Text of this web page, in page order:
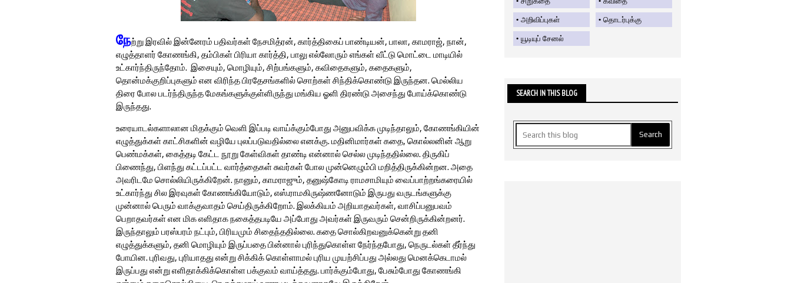
நேற்று இரவில் இன்னேரம் பதிவர்கள் நேசமித்ரன், கார்த்திகைப் பாண்டியன், பாலா, காமராஜ், நான்,
எழுத்தாளர் கோணங்கி, தம்பிகள் பிரியா கார்த்தி, பாலு எல்லோரும் எங்கள் வீட்டு மொட்டை மாடியில்
உட்கார்ந்திருந்தோம். இசையும், மொழியும், சிற்பங்களும், கவிதைகளும், கதைகளும்,
தொன்மக்குறிப்புகளும் என விரிந்த பிரதேசங்களில் சொற்கள் சிந்திக்கொண்டு இருந்தன. மெல்லிய
திரை போல படர்ந்திருந்த மேகங்களுக்குள்ளிருந்து மங்கிய ஓளி திரண்டு அசைந்து போய்க்கொண்டு
இருந்தது.
உரையாடல்களாலான மிதக்கும் வெளி இப்படி வாய்க்கும்போது அனுபவிக்க முடிந்தாலும், கோணங்கியின்
எழுத்துக்கள் காட்சிகளின் வழியே புலப்படுவதில்லை எனக்கு. மதினிமார்கள் கதை, கொல்லனின் ஆறு
பெண்மக்கள், கைத்தடி கேட்ட நூறு கேள்விகள் தாண்டி என்னால் செல்ல முடிந்ததில்லை. திருகிப்
பிணைந்து, பிளந்து கட்டப்பட்ட வார்த்தைகள் சுவர்கள் போல முன்னெழும்பி மறித்திருக்கின்றன. அதை
அவரிடமே சொல்லியிருக்கிறேன். நானும், காமராஜும், தனுஷ்கோடி ராமசாமியும் வைப்பாற்றங்கரையில்
உட்கார்ந்து சில இரவுகள் கோணங்கியோடும், எஸ்.ராமகிருஷ்ணனோடும் இருபது வருடங்களுக்கு
முன்னால் பெரும் வாக்குவாதம் செய்திருக்கிறோம். இலக்கியம் அறியாதவர்கள், வாசிப்பனுபவம்
பெறாதவர்கள் என மிக எளிதாக நகைத்தபடியே அப்போது அவர்கள் இருவரும் சென்றிருக்கின்றனர்.
இருந்தாலும் பரஸ்பரம் நட்பும், பிரியமும் சிதைந்ததில்லை. கதை சொல்கிறவனுக்கென்று தனி
எழுத்துக்களும், தனி மொழியும் இருப்பதை பின்னால் புரிந்துகொள்ள நேர்ந்தபோது, நெருடல்கள் தீர்ந்து
போயின. புரிவது, புரியாதது என்று சிக்கிக் கொள்ளாமல் புரிய முயற்சிப்பது அல்லது மெனக்கெடாமல்
இருப்பது என்று எளிதாக்கிக்கொள்ள பக்குவம் வாய்த்தது. பார்க்கும்போது, பேசும்போது கோணங்கி
அறிவிப்புகள் தொடர்புக்கு
யூடியுப் சேனல்
SEARCH IN THIS BLOG